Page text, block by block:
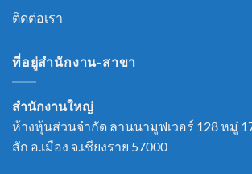
ติดต่อเรา
ที่อยู่สำนักงาน-สาขา
สำนักงานใหญ่
ห้างหุ้นส่วนจำกัด ลานนามูฟเวอร์ 128 หมู่
สัก อ.เมือง จ.เชียงราย 57000